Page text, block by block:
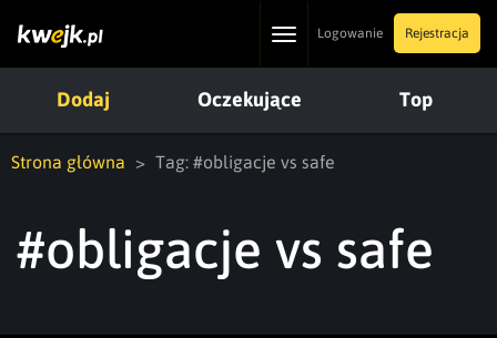
ToggleLogowanie Rejestracja
Dodaj Oczekujące Top
Strona główna Tag: #obligacje vs safe
#obligacje vs safe